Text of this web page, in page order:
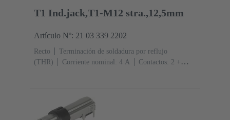
T1 Ind.jack,T1-M12 stra.,12,5mm
Artículo Nº: 21 03 339 2202
Recto
Terminación de soldadura por reflujo
(THR)
Corriente nominal: ‌4 A
Contactos: 2 +